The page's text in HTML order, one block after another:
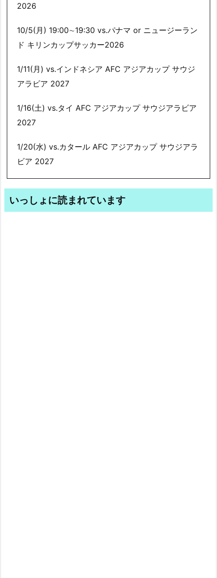
2026
10/5(月) 19:00∼19:30 vs.パナマ or ニュージーラン
ド キリンカップサッカー2026
1/11(月) vs.インドネシア AFC アジアカップ サウジ
アラビア 2027
1/16(土) vs.タイ AFC アジアカップ サウジアラビア
2027
1/20(水) vs.カタール AFC アジアカップ サウジアラ
ビア 2027
いっしょに読まれています